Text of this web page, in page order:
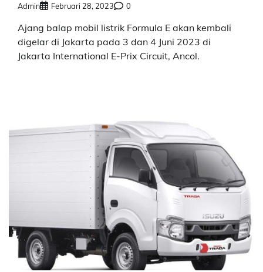
Admin Februari 28, 2023 0
Ajang balap mobil listrik Formula E akan kembali
digelar di Jakarta pada 3 dan 4 Juni 2023 di
Jakarta International E-Prix Circuit, Ancol.